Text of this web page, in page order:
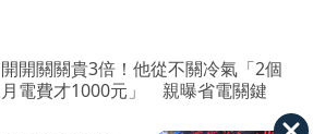
開開關關貴3倍！他從不關冷氣「2個
月電費才1000元」 親曝省電關鍵